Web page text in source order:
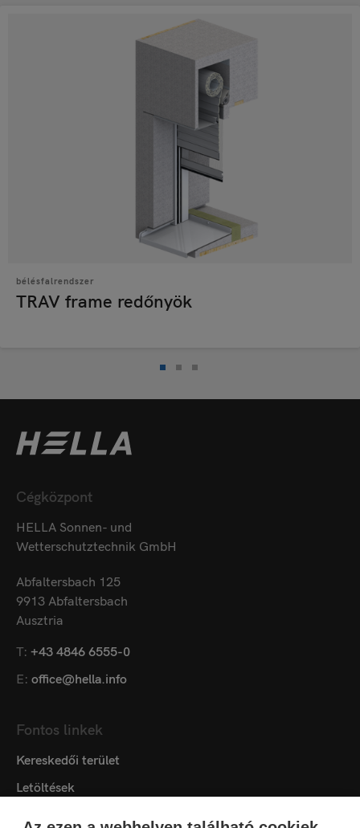
bélésfalrendszer
TRAV frame redőnyök
Cégközpont
HELLA Sonnen- und
Wetterschutztechnik GmbH
Abfaltersbach 125
9913 Abfaltersbach
Ausztria
T: +43 4846 6555-0
E: office@hella.info
Fontos linkek
Kereskedői terület
Letöltések